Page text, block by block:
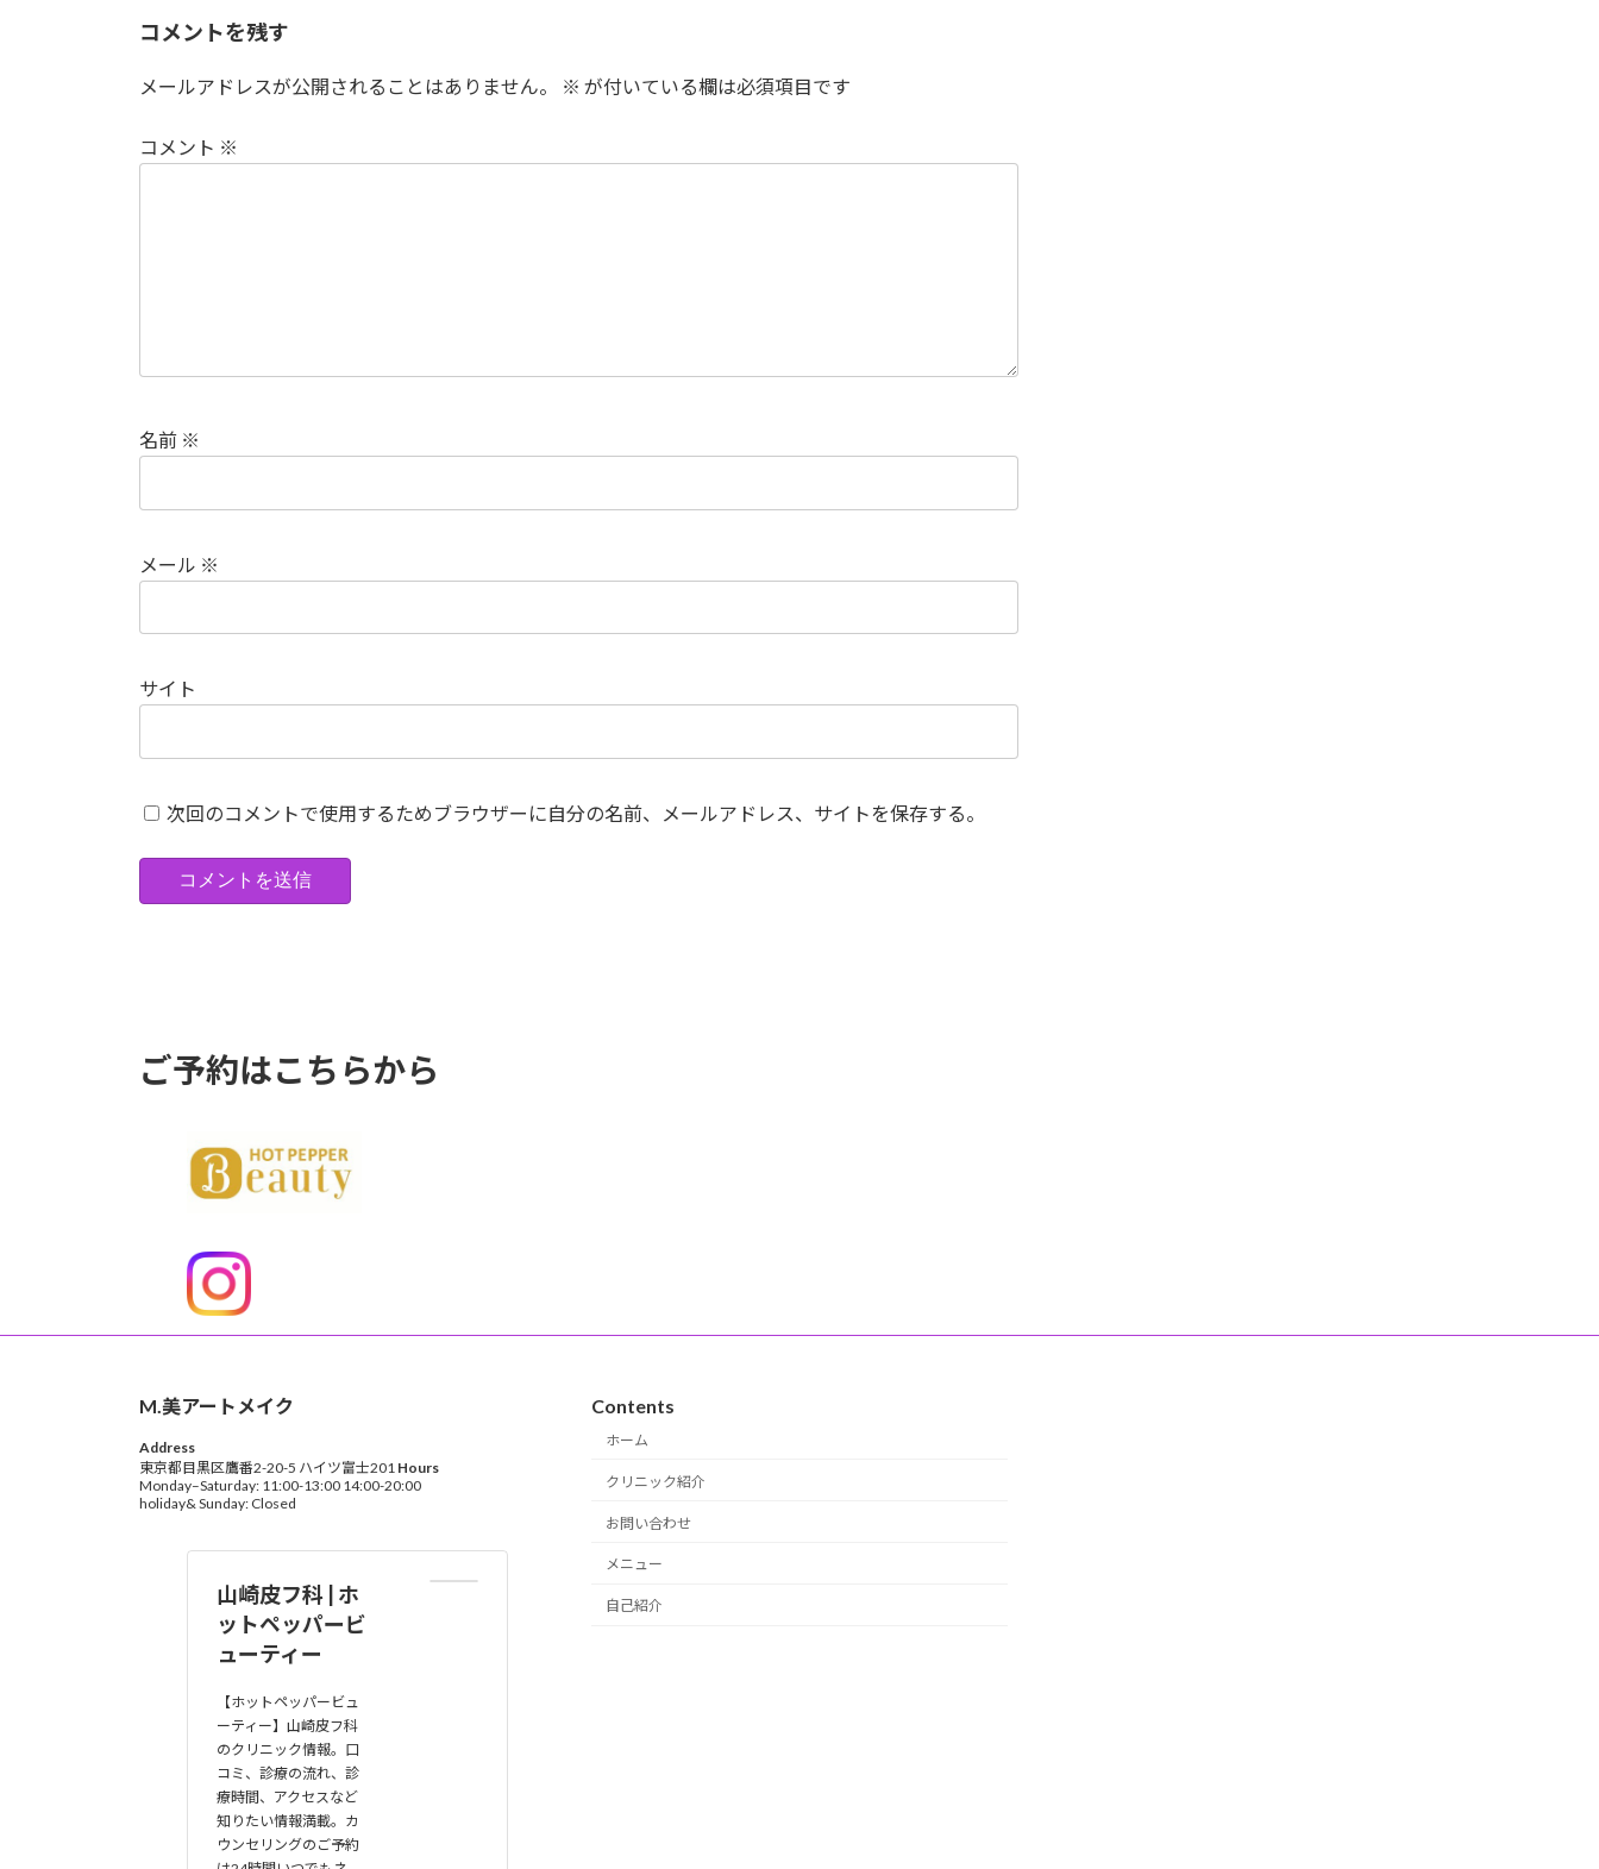
コメントを残す
メールアドレスが公開されることはありません。 ※ が付いている欄は必須項目です
コメント ※
名前 ※
メール ※
サイト
次回のコメントで使用するためブラウザーに自分の名前、メールアドレス、サイトを保存する。
ご予約はこちらから
M.美アートメイク
Address
東京都目黒区鷹番2-20-5 ハイツ富士201 Hours
Monday–Saturday: 11:00-13:00 14:00-20:00
holiday& Sunday: Closed
山崎皮フ科 | ホ
ットペッパービ
ューティー
【ホットペッパービュ
ーティー】山崎皮フ科
のクリニック情報。口
コミ、診療の流れ、診
療時間、アクセスなど
知りたい情報満載。カ
ウンセリングのご予約
Contents
ホーム
クリニック紹介
お問い合わせ
メニュー
自己紹介